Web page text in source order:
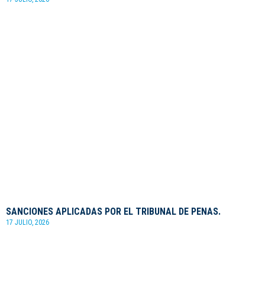
SANCIONES APLICADAS POR EL TRIBUNAL DE PENAS.
17 JULIO, 2026